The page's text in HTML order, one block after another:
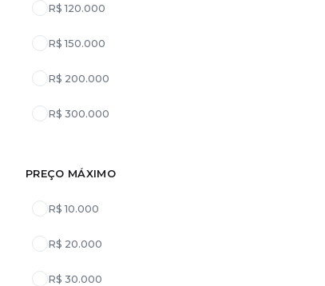
R$ 120.000
R$ 150.000
R$ 200.000
R$ 300.000
PREÇO MÁXIMO
R$ 10.000
R$ 20.000
R$ 30.000